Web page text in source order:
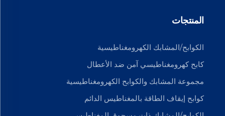
المنتجات
الكوابح/المشابك الكهرومغناطيسية
كابح كهرومغناطيسي آمن ضد الأعطال
مجموعة المشابك والكوابح الكهرومغناطيسية
كوابح إيقاف الطاقة بالمغناطيس الدائم